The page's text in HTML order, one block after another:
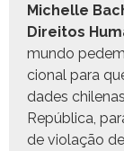
Michelle
Dire­itos
mun­do
cional para
dades
Repúbli­ca,
de vio­lação